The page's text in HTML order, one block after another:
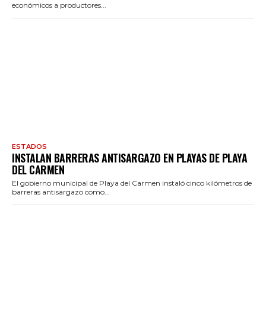
económicos a productores...
ESTADOS
INSTALAN BARRERAS ANTISARGAZO EN PLAYAS DE PLAYA
DEL CARMEN
El gobierno municipal de Playa del Carmen instaló cinco kilómetros de
barreras antisargazo como...